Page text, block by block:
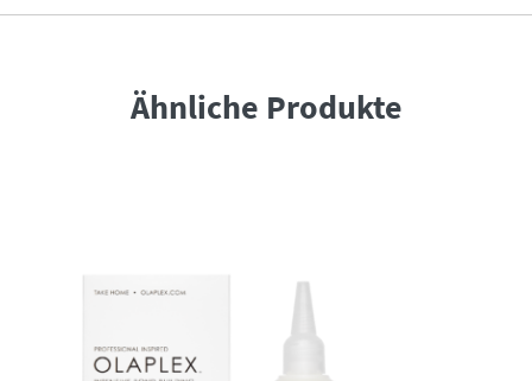
Ähnliche Produkte